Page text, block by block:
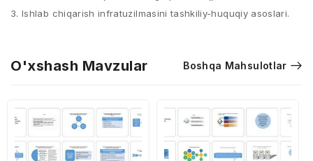
3. Ishlab chiqarish infratuzilmasini tashkiliy-huquqiy asoslari.
O'xshash Mavzular Boshqa Mahsulotlar